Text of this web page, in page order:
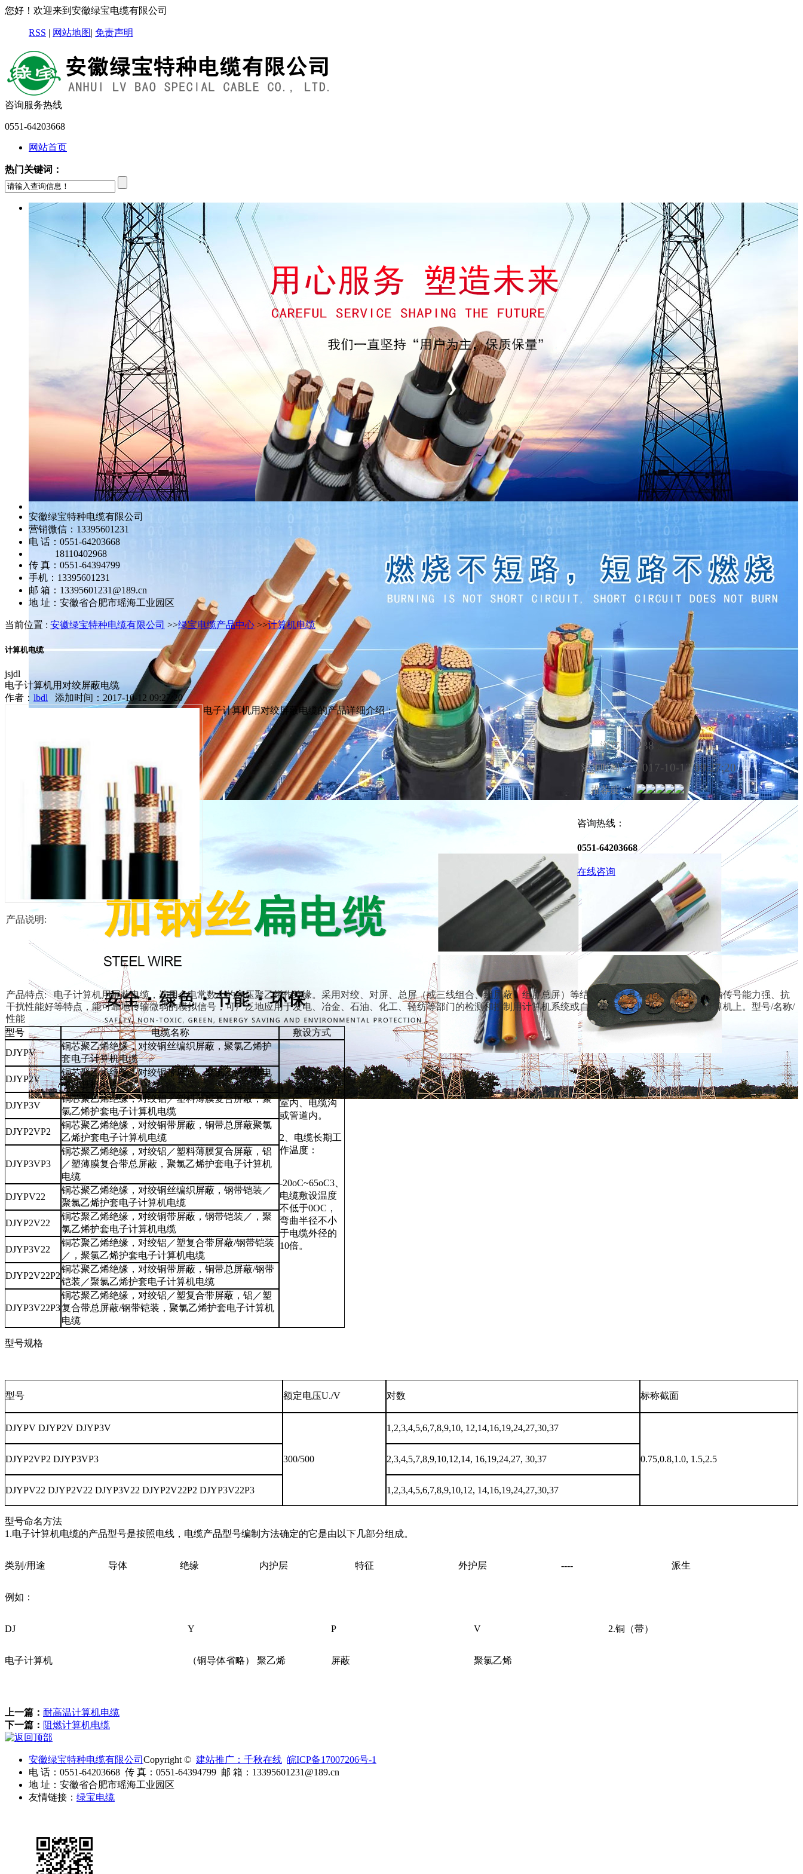
您好！欢迎来到安徽绿宝电缆有限公司
RSS | 网站地图| 免责声明
咨询服务热线
0551-64203668
网站首页
热门关键词：
安徽绿宝特种电缆有限公司
营销微信：13395601231
电 话：0551-64203668
18110402968
传 真：0551-64394799
手机：13395601231
邮 箱：13395601231@189.cn
地 址：安徽省合肥市瑶海工业园区
当前位置 : 安徽绿宝特种电缆有限公司 >>绿宝电缆产品中心 >>计算机电缆
计算机电缆
jsjdl
电子计算机用对绞屏蔽电缆
作者： lbdl 添加时间：2017-10-12 09:27:20
浏览： 238
添加时间： 2017-10-12 09:27:20
推荐度：
咨询热线：
0551-64203668
在线咨询
电子计算机用对绞屏蔽电缆的产品详细介绍：
产品说明:
产品特点: 电子计算机用屏蔽电缆，选用介电常数小的高压聚乙烯作绝缘。采用对绞、对屏、总屏（或三线组合、组屏蔽、组屏总屏）等结构形式，具有介质损耗小、传输传号能力强、抗
干扰性能好等特点，能可靠地传输微弱的模拟信号，可广泛地应用于发电、冶金、石油、化工、轻纺等部门的检测和控制用计算机系统或自动化装置，以及一般的工业计算机上。型号/名称/
性能
型号
电缆名称
敷设方式
DJYPV
铜芯聚乙烯绝缘，对绞铜丝编织屏蔽，聚氯乙烯护
套电子计算机电缆
1、固定敷设在
室内、电缆沟
或管道内。
2、电缆长期工
作温度：
-20oC~65oC3、
电缆敷设温度
不低于0OC，
弯曲半径不小
于电缆外径的
10倍。
DJYP2V
铜芯聚乙烯绝缘，对绞铜带屏蔽，聚氯乙烯护套电
子计算机电缆
DJYP3V
铜芯聚乙烯绝缘，对绞铝／塑料薄膜复合屏蔽，聚
氯乙烯护套电子计算机电缆
DJYP2VP2
铜芯聚乙烯绝缘，对绞铜带屏蔽，铜带总屏蔽聚氯
乙烯护套电子计算机电缆
DJYP3VP3
铜芯聚乙烯绝缘，对绞铝／塑料薄膜复合屏蔽，铝
／塑薄膜复合带总屏蔽，聚氯乙烯护套电子计算机
电缆
DJYPV22
铜芯聚乙烯绝缘，对绞铜丝编织屏蔽，钢带铠装／
聚氯乙烯护套电子计算机电缆
DJYP2V22
铜芯聚乙烯绝缘，对绞铜带屏蔽，钢带铠装／，聚
氯乙烯护套电子计算机电缆
DJYP3V22
铜芯聚乙烯绝缘，对绞铝／塑复合带屏蔽/钢带铠装
／，聚氯乙烯护套电子计算机电缆
DJYP2V22P2
铜芯聚乙烯绝缘，对绞铜带屏蔽，铜带总屏蔽/钢带
铠装／聚氯乙烯护套电子计算机电缆
DJYP3V22P3
铜芯聚乙烯绝缘，对绞铝／塑复合带屏蔽，铝／塑
复合带总屏蔽/钢带铠装，聚氯乙烯护套电子计算机
电缆
型号规格
型号 额定电压U./V 对数 标称截面
DJYPV DJYP2V DJYP3V
300/500
1,2,3,4,5,6,7,8,9,10, 12,14,16,19,24,27,30,37
0.75,0.8,1.0, 1.5,2.5
DJYP2VP2 DJYP3VP3 2,3,4,5,7,8,9,10,12,14, 16,19,24,27, 30,37
DJYPV22 DJYP2V22 DJYP3V22 DJYP2V22P2 DJYP3V22P3 1,2,3,4,5,6,7,8,9,10,12, 14,16,19,24,27,30,37
型号命名方法
1.电子计算机电缆的产品型号是按照电线，电缆产品型号编制方法确定的它是由以下几部分组成。
类别/用途 导体 绝缘 内护层 特征 外护层 ---- 派生
例如：
DJ Y P V 2.铜（带）
电子计算机 （铜导体省略） 聚乙烯 屏蔽 聚氯乙烯
上一篇： 耐高温计算机电缆
下一篇： 阻燃计算机电缆
安徽绿宝特种电缆有限公司 Copyright © 建站推广：千秋在线 皖ICP备17007206号-1
电 话：0551-64203668 传 真：0551-64394799 邮 箱：13395601231@189.cn
地 址：安徽省合肥市瑶海工业园区
友情链接： 绿宝电缆